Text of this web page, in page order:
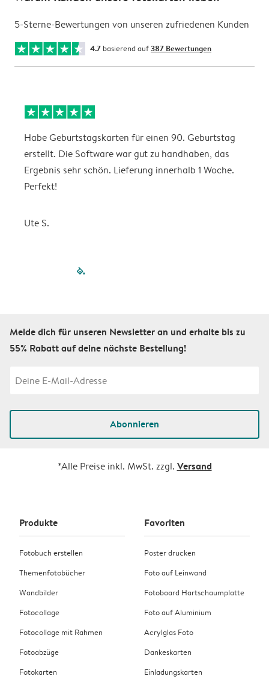
5-Sterne-Bewertungen von unseren zufriedenen Kunden
4.7 basierend auf387 Bewertungen
Habe Geburtstagskarten für einen 90. Geburtstag
erstellt. Die Software war gut zu handhaben, das
Ergebnis sehr schön. Lieferung innerhalb 1 Woche.
Perfekt!
Ute S.
filled-pagination
Melde dich für unseren Newsletter an und erhalte bis zu
55% Rabatt auf deine nächste Bestellung!
Abonnieren
*Alle Preise inkl. MwSt. zzgl. Versand
Produkte
Fotobuch erstellen
Themenfotobücher
Wandbilder
Fotocollage
Fotocollage mit Rahmen
Fotoabzüge
Fotokarten
Favoriten
Poster drucken
Foto auf Leinwand
Fotoboard Hartschaumplatte
Foto auf Aluminium
Acrylglas Foto
Dankeskarten
Einladungskarten